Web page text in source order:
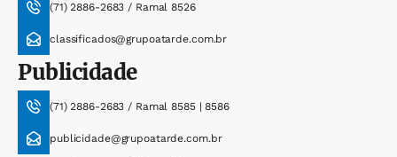
(71) 2886-2683 / Ramal 8526
classificados@grupoatarde.com.br
Publicidade
(71) 2886-2683 / Ramal 8585 | 8586
publicidade@grupoatarde.com.br